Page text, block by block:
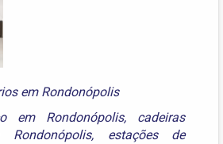
em Rondonópolis
em Rondonópolis, cadeiras
, estações de